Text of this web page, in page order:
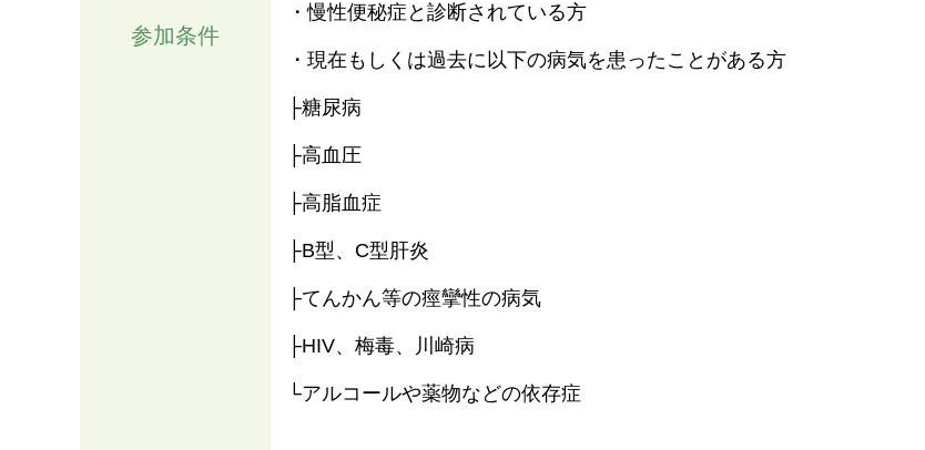
参加条件
・慢性便秘症と診断されている方
・現在もしくは過去に以下の病気を患ったことがある方
├糖尿病
├高血圧
├高脂血症
├B型、C型肝炎
├てんかん等の痙攣性の病気
├HIV、梅毒、川崎病
└アルコールや薬物などの依存症